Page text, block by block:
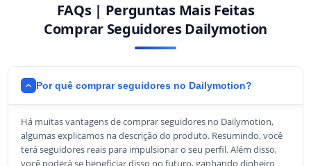
FAQs | Perguntas Mais Feitas
Comprar Seguidores Dailymotion
Por quê comprar seguidores no Dailymotion?
Há muitas vantagens de comprar seguidores no Dailymotion,
algumas explicamos na descrição do produto. Resumindo, você
terá seguidores reais para impulsionar o seu perfil. Além disso,
você poderá se beneficiar disso no futuro, ganhando dinheiro